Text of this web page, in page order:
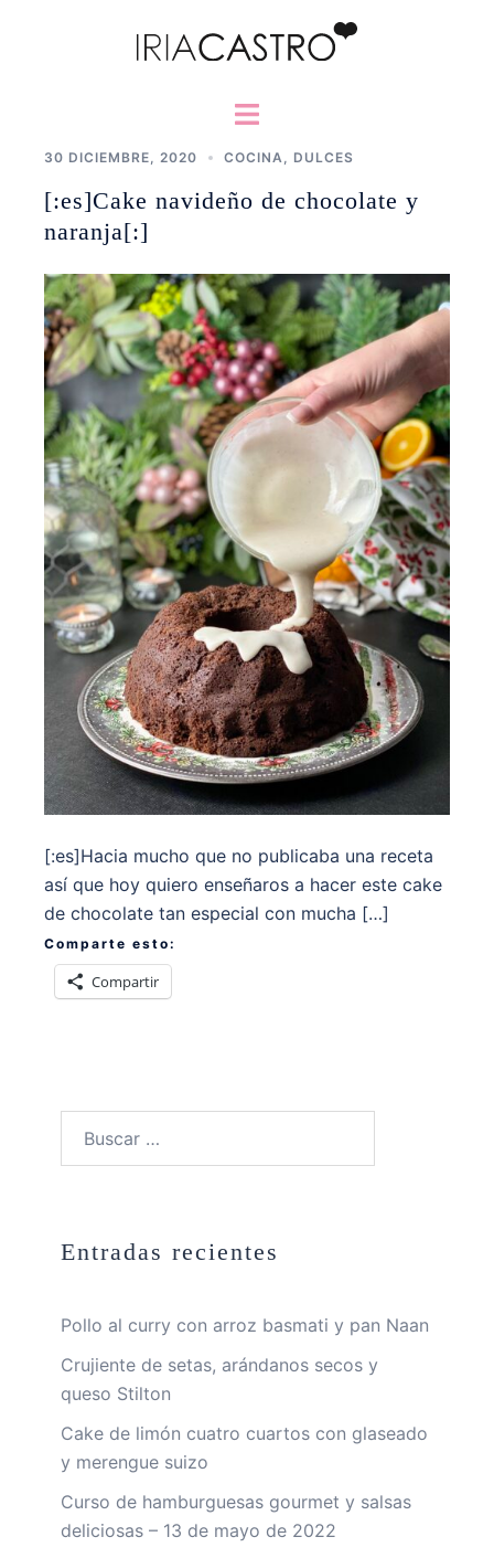
Alternar
30 DICIEMBRE, 2020 COCINA DULCES
[:es]Cake navideño de chocolate y
naranja[:]
[:es]Hacia mucho que no publicaba una receta
así que hoy quiero enseñaros a hacer este cake
de chocolate tan especial con mucha […]
Comparte esto:
Compartir
Entradas recientes
Pollo al curry con arroz basmati y pan Naan
Crujiente de setas, arándanos secos y
queso Stilton
Cake de limón cuatro cuartos con glaseado
y merengue suizo
Curso de hamburguesas gourmet y salsas
deliciosas – 13 de mayo de 2022